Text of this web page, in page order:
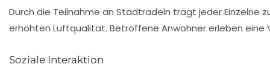
Durch die Teilnahme an Stadtradeln trägt jeder Einzelne
erhöhten Luftqualität. Betroffene Anwohner erleben eine
Soziale Interaktion